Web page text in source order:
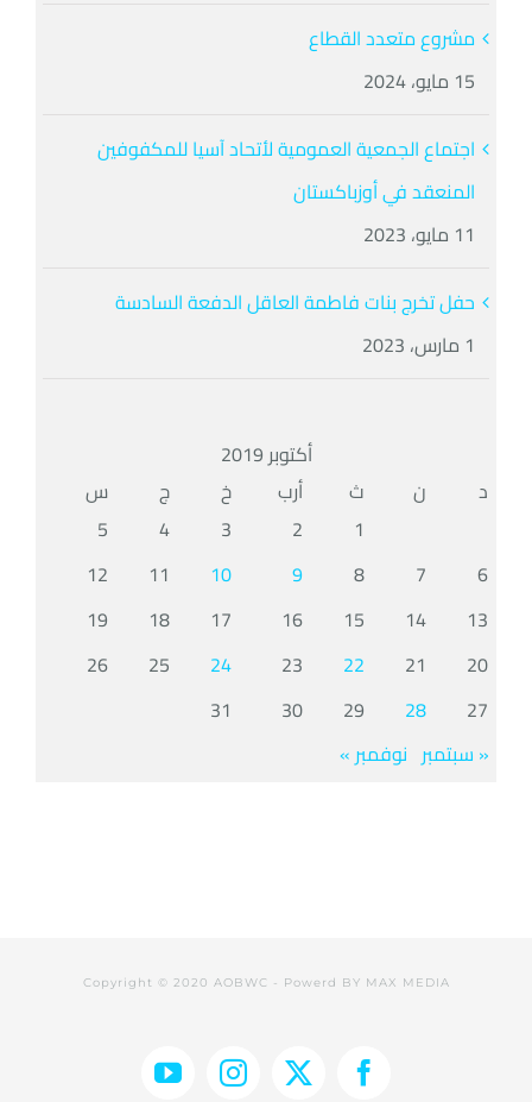
مشروع متعدد القطاع
15 مايو، 2024
اجتماع الجمعية العمومية لأتحاد آسيا للمكفوفين
المنعقد في أوزباكستان
11 مايو، 2023
حفل تخرج بنات فاطمة العاقل الدفعة السادسة
1 مارس، 2023
أكتوبر 2019
د
ن ث أرب خ ج
س
1
2
3
4
5
6
7
8
9
10
11
12
13
14
15
16
17
18
19
20
21
22
23
24
25
26
27
28
29
30
31
« سبتمبر نوفمبر »
Copyright © 2020 AOBWC - Powerd BY MAX MEDIA
Facebook
X
Instagram
YouTube